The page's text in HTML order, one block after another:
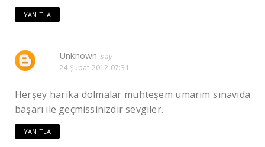
YANITLA
Unknown
24 Şubat 2012 07:31
Herşey harika dolmalar muhteşem umarım sınavıda
başarı ile geçmissinizdir sevgiler.
YANITLA